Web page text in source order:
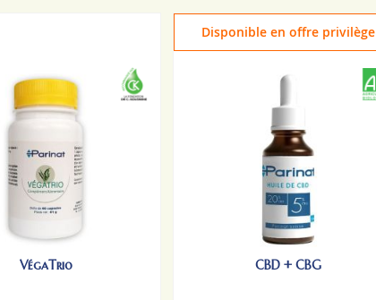
VégaTrio
Disponible en offre privilège
CBD + CBG